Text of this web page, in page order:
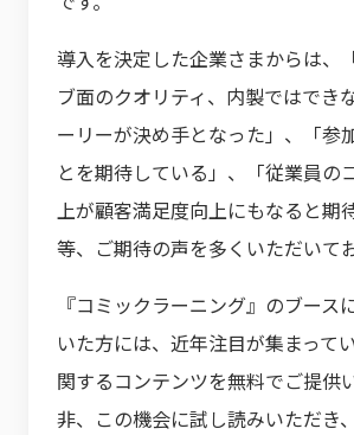
導入を決定した企業さまからは、
ブ面のクオリティ、内製ではでき
ーリーが決め手となった」、「参
とを期待している」、「従業員の
上が顧客満足度向上にもなると期
等、ご期待の声を多くいただいて
『コミックラーニング』のブース
いた方には、近年注目が集まって
関するコンテンツを無料でご提供
非、この機会に試し読みいただき